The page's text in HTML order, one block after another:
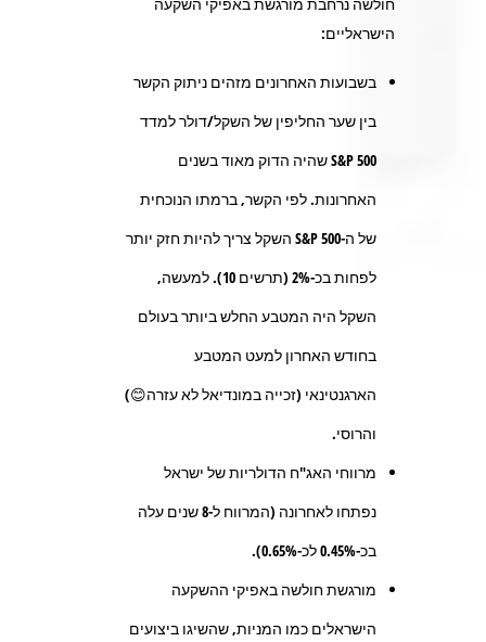
הישראליים:
בשבועות האחרונים מזהים ניתוק הקשר
בין שער החליפין של השקל/דולר למדד
S&P 500 שהיה הדוק מאוד בשנים
האחרונות. לפי הקשר, ברמתו הנוכחית
של ה-S&P 500 השקל צריך להיות חזק יותר
לפחות בכ-2% (תרשים 10). למעשה,
השקל היה המטבע החלש ביותר בעולם
בחודש האחרון למעט המטבע
הארגנטינאי (זכייה במונדיאל לא עזרה😊)
והרוסי.
מרווחי האג"ח הדולריות של ישראל
נפתחו לאחרונה (המרווח ל-8 שנים עלה
בכ-0.45% לכ-0.65%).
מורגשת חולשה באפיקי ההשקעה
הישראלים כמו המניות, שהשיגו ביצועים